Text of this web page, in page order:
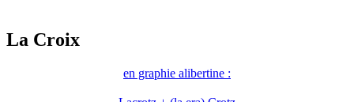
La Croix
en graphie alibertine :